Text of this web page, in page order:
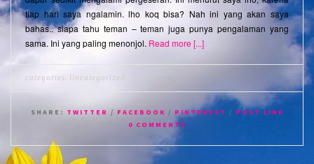
tiap hari saya ngalamin. lho koq bisa? Nah ini yang akan saya
bahas.. siapa tahu teman – teman juga punya pengalaman yang
sama. Ini yang paling menonjol. Read more [...]
categories: Uncategorized
SHARE: TWITTER / FACEBOOK / PINTEREST / POST LINK
0 COMMENTS